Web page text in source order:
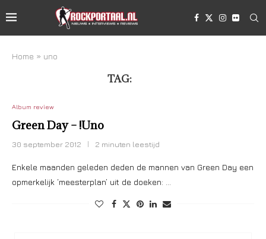
Home » uno
TAG:
Album review
Green Day – !Uno
30 september 2012 2 minuten leestijd
Enkele maanden geleden deden de mannen van Green Day een
opmerkelijk ‘meesterplan’ uit de doeken: …